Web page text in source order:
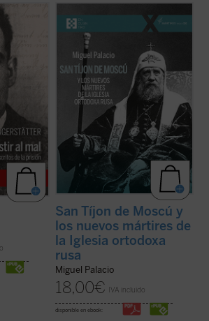
Se
castellano
...(ver
1917, en los días de la revolución rusa. Su
mandato no duró ni ocho años. Falleció en
1925, a los sesenta años, casi seguro
envenenado. En 1989 fue declarado santo,
el primero de los nuevos mártires ...(ver
ficha)
San Tíjon de Moscú y
los nuevos mártires de
la Iglesia ortodoxa
rusa
Miguel Palacio
18,00€ IVA incluido
disponible en ebook: